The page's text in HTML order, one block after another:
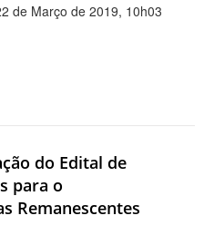
de Março de 2019, 10h03
do Edital de
para o
Remanescentes